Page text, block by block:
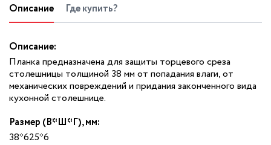
Описание Где купить?
Описание:
Планка предназначена для защиты торцевого среза
столешницы толщиной 38 мм от попадания влаги, от
механических повреждений и придания законченного вида
кухонной столешнице.
Размер (В*Ш*Г), мм:
38*625*6